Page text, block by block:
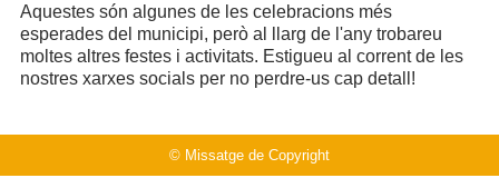
Aquestes són algunes de les celebracions més
esperades del municipi, però al llarg de l'any trobareu
moltes altres festes i activitats. Estigueu al corrent de les
nostres xarxes socials per no perdre-us cap detall!
© Missatge de Copyright